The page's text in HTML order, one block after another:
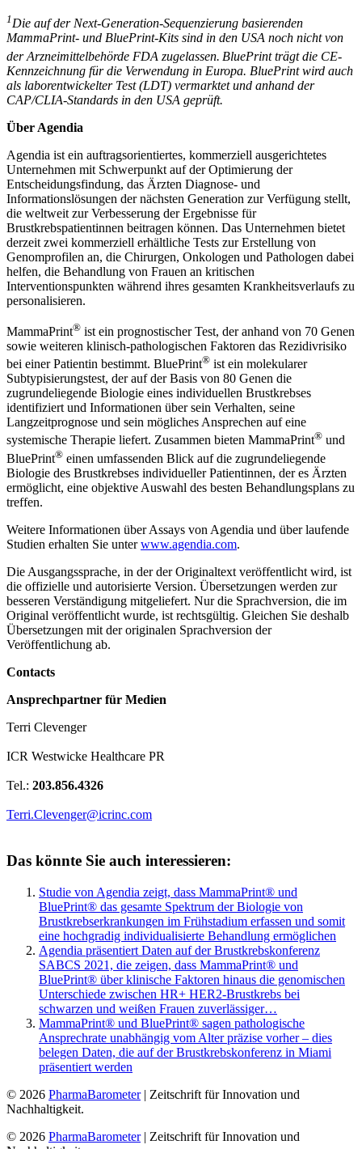
1 Die auf der Next-Generation-Sequenzierung basierenden
MammaPrint- und BluePrint-Kits sind in den USA noch nicht von
der Arzneimittelbehörde FDA zugelassen. BluePrint trägt die CE-
Kennzeichnung für die Verwendung in Europa. BluePrint wird auch
als laborentwickelter Test (LDT) vermarktet und anhand der
CAP/CLIA-Standards in den USA geprüft.
Über Agendia
Agendia ist ein auftragsorientiertes, kommerziell ausgerichtetes
Unternehmen mit Schwerpunkt auf der Optimierung der
Entscheidungsfindung, das Ärzten Diagnose- und
Informationslösungen der nächsten Generation zur Verfügung stellt,
die weltweit zur Verbesserung der Ergebnisse für
Brustkrebspatientinnen beitragen können. Das Unternehmen bietet
derzeit zwei kommerziell erhältliche Tests zur Erstellung von
Genomprofilen an, die Chirurgen, Onkologen und Pathologen dabei
helfen, die Behandlung von Frauen an kritischen
Interventionspunkten während ihres gesamten Krankheitsverlaufs zu
personalisieren.
MammaPrint® ist ein prognostischer Test, der anhand von 70 Genen
sowie weiteren klinisch-pathologischen Faktoren das Rezidivrisiko
bei einer Patientin bestimmt. BluePrint® ist ein molekularer
Subtypisierungstest, der auf der Basis von 80 Genen die
zugrundeliegende Biologie eines individuellen Brustkrebses
identifiziert und Informationen über sein Verhalten, seine
Langzeitprognose und sein mögliches Ansprechen auf eine
systemische Therapie liefert. Zusammen bieten MammaPrint® und
BluePrint® einen umfassenden Blick auf die zugrundeliegende
Biologie des Brustkrebses individueller Patientinnen, der es Ärzten
ermöglicht, eine objektive Auswahl des besten Behandlungsplans zu
treffen.
Weitere Informationen über Assays von Agendia und über laufende
Studien erhalten Sie unterwww.agendia.com.
Die Ausgangssprache, in der der Originaltext veröffentlicht wird, ist
die offizielle und autorisierte Version. Übersetzungen werden zur
besseren Verständigung mitgeliefert. Nur die Sprachversion, die im
Original veröffentlicht wurde, ist rechtsgültig. Gleichen Sie deshalb
Übersetzungen mit der originalen Sprachversion der
Veröffentlichung ab.
Contacts
Ansprechpartner für Medien
Terri Clevenger
ICR Westwicke Healthcare PR
Tel.: 203.856.4326
Terri.Clevenger@icrinc.com
Das könnte Sie auch interessieren:
Studie von Agendia zeigt, dass MammaPrint® und
BluePrint® das gesamte Spektrum der Biologie von
Brustkrebserkrankungen im Frühstadium erfassen und somit
eine hochgradig individualisierte Behandlung ermöglichen
Agendia präsentiert Daten auf der Brustkrebskonferenz
SABCS 2021, die zeigen, dass MammaPrint® und
BluePrint® über klinische Faktoren hinaus die genomischen
Unterschiede zwischen HR+ HER2-Brustkrebs bei
schwarzen und weißen Frauen zuverlässiger…
MammaPrint® und BluePrint® sagen pathologische
Ansprechrate unabhängig vom Alter präzise vorher – dies
belegen Daten, die auf der Brustkrebskonferenz in Miami
präsentiert werden
© 2026 PharmaBarometer| Zeitschrift für Innovation und
Nachhaltigkeit.
© 2026 PharmaBarometer| Zeitschrift für Innovation und